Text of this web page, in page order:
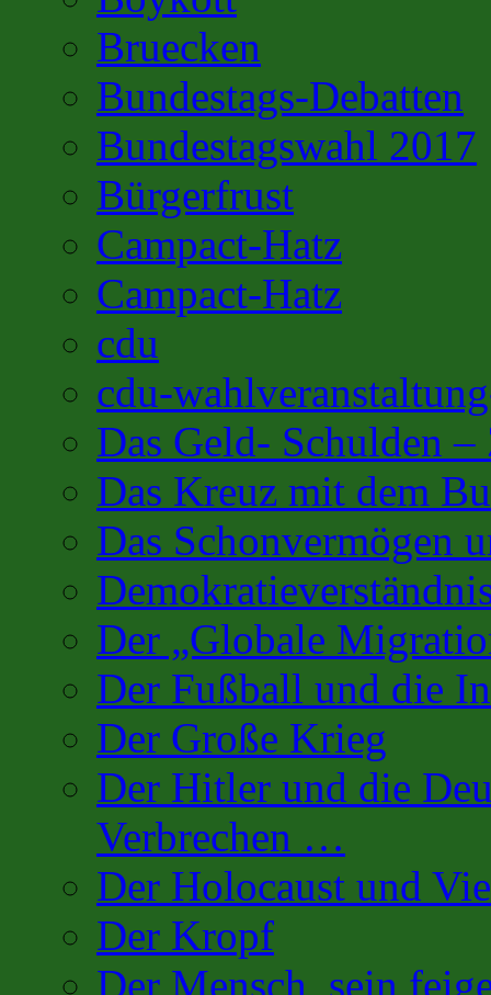
Bruecken
Bundestags-Debatten
Bundestagswahl 2017
Bürgerfrust
Campact-Hatz
Campact-Hatz
cdu
cdu-
Das Geld- Schulden –
Das Kreuz mit dem
Das Schonvermögen
Der „Globale
Der Fußball und die
Der Große Krieg
Der Hitler und die
Verbrechen …
Der Holocaust und
Der Kropf
Der Mensch, sein